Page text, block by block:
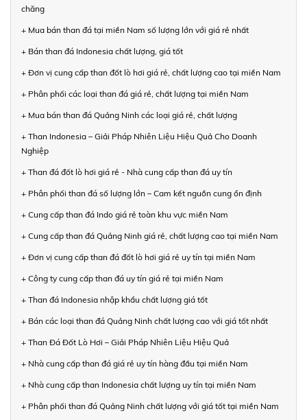
chăng
+ Mua bán than đá tại miền Nam số lượng lớn với giá rẻ nhất
+ Bán than đá Indonesia chất lượng, giá tốt
+ Đơn vị cung cấp than đốt lò hơi giá rẻ, chất lượng cao tại miền Nam
+ Phân phối các loại than đá giá rẻ, chất lượng tại miền Nam
+ Mua bán than đá Quảng Ninh các loại giá rẻ, chất lượng
+ Than Indonesia – Giải Pháp Nhiên Liệu Hiệu Quả Cho Doanh
Nghiệp
+ Than đá đốt lò hơi giá rẻ - Nhà cung cấp than đá uy tín
+ Phân phối than đá số lượng lớn – Cam kết nguồn cung ổn định
+ Cung cấp than đá Indo giá rẻ toàn khu vực miền Nam
+ Cung cấp than đá Quảng Ninh giá rẻ, chất lượng cao tại miền Nam
+ Đơn vị cung cấp than đá đốt lò hơi giá rẻ uy tín tại miền Nam
+ Công ty cung cấp than đá uy tín giá rẻ tại miền Nam
+ Than đá Indonesia nhập khẩu chất lượng giá tốt
+ Bán các loại than đá Quảng Ninh chất lượng cao với giá tốt nhất
+ Than Đá Đốt Lò Hơi – Giải Pháp Nhiên Liệu Hiệu Quả
+ Nhà cung cấp than đá giá rẻ uy tín hàng đầu tại miền Nam
+ Nhà cung cấp than Indonesia chất lượng uy tín tại miền Nam
+ Phân phối than đá Quảng Ninh chất lượng với giá tốt tại miền Nam